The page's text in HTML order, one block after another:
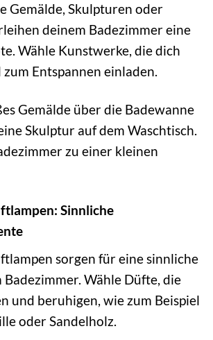
Gemälde, Skulpturen oder
deinem Badezimmer eine
Wähle Kunstwerke, die dich
Entspannen einladen.
Gemälde über die Badewanne
Skulptur auf dem Waschtisch.
zu einer kleinen
Sinnliche
sorgen für eine sinnliche
Wähle Düfte, die
und beruhigen, wie zum Beispiel
oder Sandelholz.